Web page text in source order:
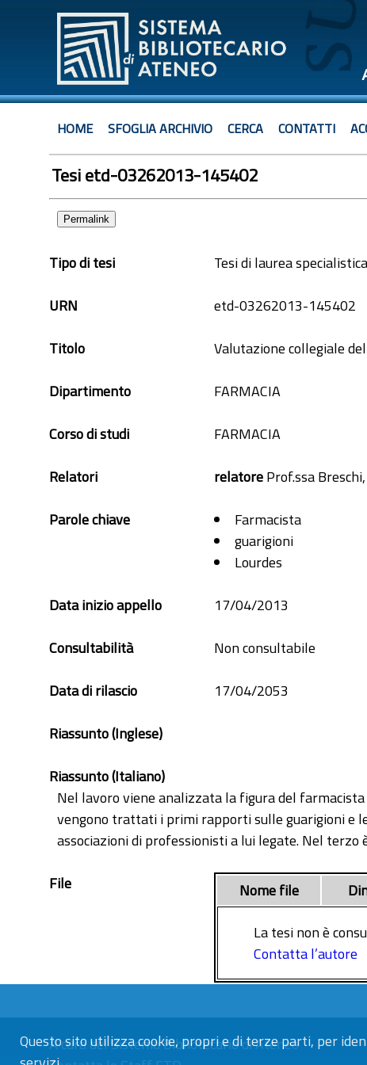
Questo sito utilizza cookie, propri e di terze parti, per
HOME SFOGLIA ARCHIVIO CERCA CONTATTI
Tesi etd-03262013-145402
Permalink
Tipo di tesi
Tesi di laurea
URN
etd-03262013-145402
Titolo
Valutazione collegiale
Dipartimento
FARMACIA
Corso di studi
FARMACIA
Relatori
relatoreProf.ssa
Parole chiave
Farmacista
guarigioni
Lourdes
Data inizio appello
17/04/2013
Consultabilità
Non consultabile
Data di rilascio
17/04/2053
Riassunto (Inglese)
Riassunto (Italiano)
Nel lavoro viene analizzata la figura del
vengono trattati i primi rapporti sulle guarigioni e
associazioni di professionisti a lui legate. Nel
File
Nome file
La tesi non è
Contatta l’autore
A cura delSistema Bibliotecario di Ateneo